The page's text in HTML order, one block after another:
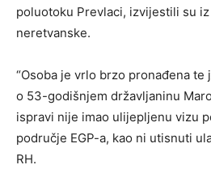
poluotoku Prevlaci, izvijestili su
neretvanske.
“Osoba je vrlo brzo pronađena
o 53-godišnjem državljaninu
ispravi nije imao ulijepljenu vizu
područje EGP-a, kao ni utisnuti
RH.